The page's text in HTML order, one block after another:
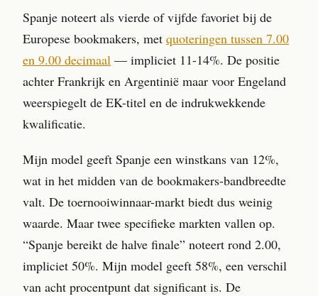
Spanje noteert als vierde of vijfde favoriet bij de
Europese bookmakers, met quoteringen tussen 7.00
en 9.00 decimaal — impliciet 11-14%. De positie
achter Frankrijk en Argentinië maar voor Engeland
weerspiegelt de EK-titel en de indrukwekkende
kwalificatie.
Mijn model geeft Spanje een winstkans van 12%,
wat in het midden van de bookmakers-bandbreedte
valt. De toernooiwinnaar-markt biedt dus weinig
waarde. Maar twee specifieke markten vallen op.
“Spanje bereikt de halve finale” noteert rond 2.00,
impliciet 50%. Mijn model geeft 58%, een verschil
van acht procentpunt dat significant is. De